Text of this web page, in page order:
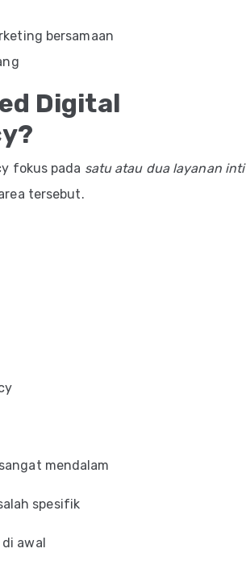
bersamaan
Digital
fokus pada satu atau dua layanan inti
tersebut.
mendalam
spesifik
awal